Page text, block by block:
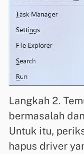
Langkah 2.
bermasalah
Untuk itu,
hapus driver